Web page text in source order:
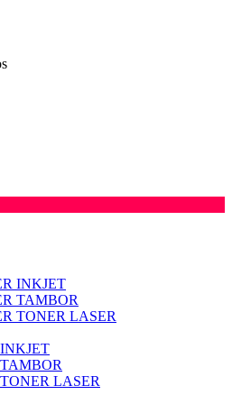
INKJET
TAMBOR
TONER LASER
LASER